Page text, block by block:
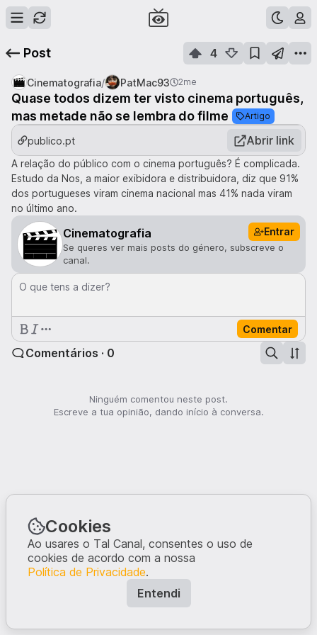
Post 4
Cinematografia/ PatMac93 2me
Quase todos dizem ter visto cinema português,
mas metade não se lembra do filme
Artigo
publico.pt Abrir link
A relação do público com o cinema português? É complicada.
Estudo da Nos, a maior exibidora e distribuidora, diz que 91%
dos portugueses viram cinema nacional mas 41% nada viram
no último ano.
Cinematografia Entrar
Se queres ver mais posts do género, subscreve o
canal.
O que tens a dizer?
Comentar
Comentários · 0
Ninguém comentou neste post.
Escreve a tua opinião, dando início à conversa.
Cookies
Ao usares o Tal Canal, consentes o uso de
cookies de acordo com a nossa
Política de Privacidade.
Entendi